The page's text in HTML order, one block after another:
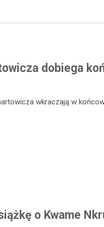
dobiega
wkraczają w
o Kwame